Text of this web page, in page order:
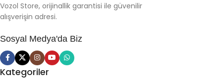
Vozol Store, orijinallik garantisi ile güvenilir
alışverişin adresi.
Sosyal Medya'da Biz
Kategoriler